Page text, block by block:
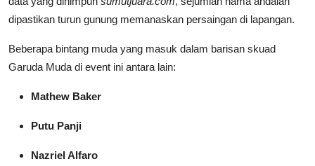
dipastikan turun gunung memanaskan persaingan di lapangan.
Beberapa bintang muda yang masuk dalam barisan skuad
Garuda Muda di event ini antara lain:
Mathew Baker
Putu Panji
Nazriel Alfaro